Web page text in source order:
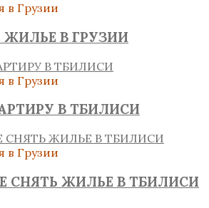
в Грузии
ЖИЛЬЕ В ГРУЗИИ
в Грузии
В ТБИЛИСИ
в Грузии
СНЯТЬ ЖИЛЬЕ В ТБИЛИСИ